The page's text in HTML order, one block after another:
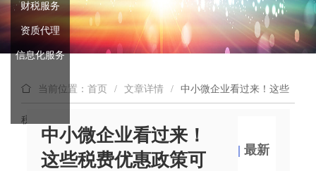
财税服务
资质代理
信息化服务
当前位置：首页 / 文章详情 / 中小微企业看过来！这些
税费优惠政策可享受
中小微企业看过来！
这些税费优惠政策可
|最新